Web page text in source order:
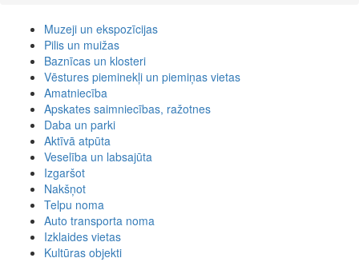
Muzeji un ekspozīcijas
Pilis un muižas
Baznīcas un klosteri
Vēstures pieminekļi un piemiņas vietas
Amatniecība
Apskates saimniecības, ražotnes
Daba un parki
Aktīvā atpūta
Veselība un labsajūta
Izgaršot
Nakšņot
Telpu noma
Auto transporta noma
Izklaides vietas
Kultūras objekti